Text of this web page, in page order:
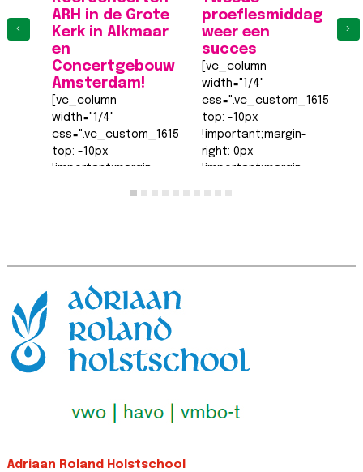
ARH in de Grote
Kerk in Alkmaar
en
Concertgebouw
Amsterdam!
[vc_column
width="1/4"
css=".vc_custom_1615555402682{margin-
top: -10px
!important;margin-
top-width: 0px
!important;border-
right-width: 0px…
Lees bericht >>
proeflesmiddag
weer een
succes
[vc_column
width="1/4"
top: -10px
!important;margin-
right: 0px
!important;margin-
‹ ›
Adriaan Roland Holstschool